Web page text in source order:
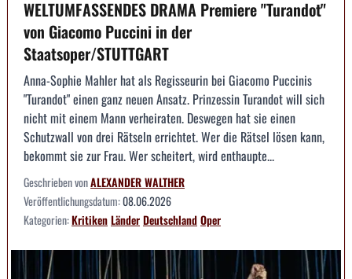
WELTUMFASSENDES DRAMA Premiere "Turandot"
von Giacomo Puccini in der
Staatsoper/STUTTGART
Anna-Sophie Mahler hat als Regisseurin bei Giacomo Puccinis
"Turandot" einen ganz neuen Ansatz. Prinzessin Turandot will sich
nicht mit einem Mann verheiraten. Deswegen hat sie einen
Schutzwall von drei Rätseln errichtet. Wer die Rätsel lösen kann,
bekommt sie zur Frau. Wer scheitert, wird enthaupte...
Geschrieben vonALEXANDER WALTHER
Veröffentlichungsdatum:08.06.2026
Kategorien:KritikenLänderDeutschlandOper